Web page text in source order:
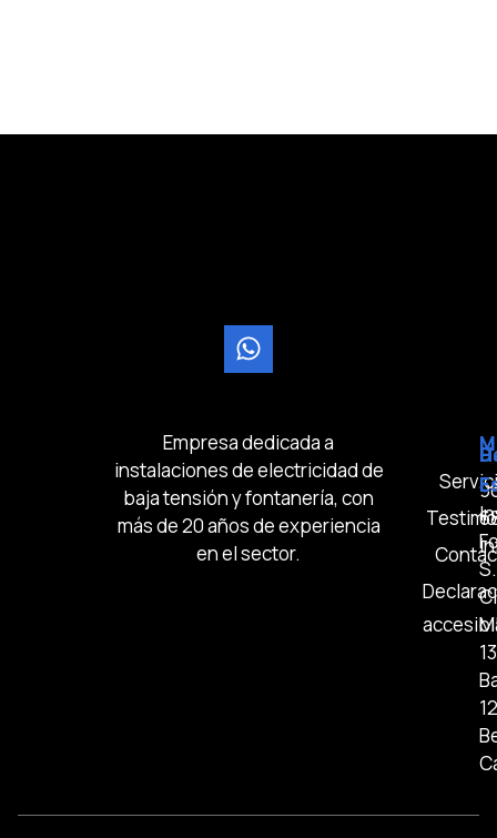
Empresa dedicada a
instalaciones de electricidad de
baja tensión y fontanería, con
más de 20 años de experiencia
en el sector.
Cl